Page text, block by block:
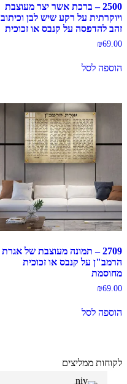
2500 – ברכת אשר יצר מעוצבת
ויוקרתית על רקע שיש לבן וכיתוב
זהב להדפסה על קנבס או זכוכית
₪69.00
הוספה לסל
2709 – תמונה מעוצבת של אגרת
הרמב"ן על קנבס או זכוכית
מחוסמת
₪69.00
הוספה לסל
לקוחות ממליצים